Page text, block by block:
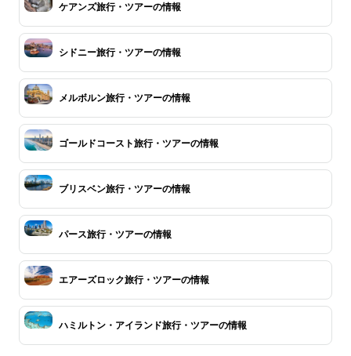
ケアンズ旅行・ツアーの情報
シドニー旅行・ツアーの情報
メルボルン旅行・ツアーの情報
ゴールドコースト旅行・ツアーの情報
ブリスベン旅行・ツアーの情報
パース旅行・ツアーの情報
エアーズロック旅行・ツアーの情報
ハミルトン・アイランド旅行・ツアーの情報